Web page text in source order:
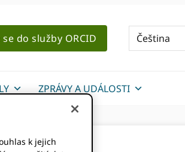
do služby ORCID
ZPRÁVY A UDÁLOSTI
k jejich